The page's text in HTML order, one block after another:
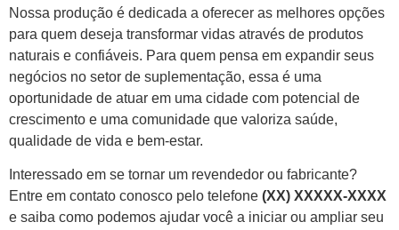
Nossa produção é dedicada a oferecer as melhores opções
para quem deseja transformar vidas através de produtos
naturais e confiáveis. Para quem pensa em expandir seus
negócios no setor de suplementação, essa é uma
oportunidade de atuar em uma cidade com potencial de
crescimento e uma comunidade que valoriza saúde,
qualidade de vida e bem-estar.
Interessado em se tornar um revendedor ou fabricante?
Entre em contato conosco pelo telefone (XX) XXXXX-XXXX
e saiba como podemos ajudar você a iniciar ou ampliar seu